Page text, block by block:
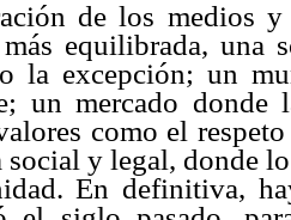
de los medios
más equilibrada, una
la excepción; un
un mercado donde
como el
y legal, donde
En definitiva,